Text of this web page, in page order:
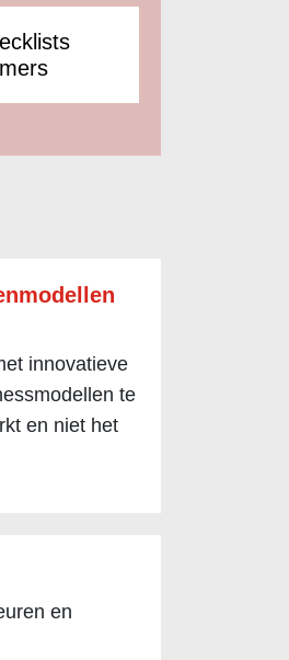
innovatieve
te
en niet het
en